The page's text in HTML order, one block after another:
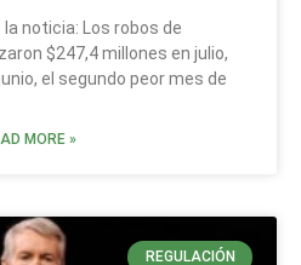
noticia: Los robos de
$247,4 millones en julio,
el segundo peor mes de
MORE »
REGULACIÓN